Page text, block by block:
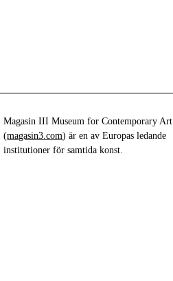
Magasin III Museum for Contemporary Art
(magasin3.com) är en av Europas ledande
institutioner för samtida konst.